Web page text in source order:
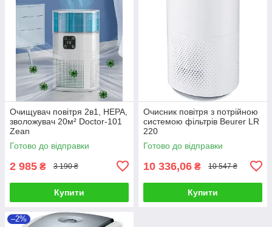
Очищувач повітря 2в1, HEPA,
зволожувач 20м² Doctor-101
Zean
Готово до відправки
2 985 ₴ 3 190 ₴
Купити
Очисник повітря з потрійною
системою фільтрів Beurer LR
220
Готово до відправки
10 336,06 ₴ 10 547 ₴
Купити
–2%